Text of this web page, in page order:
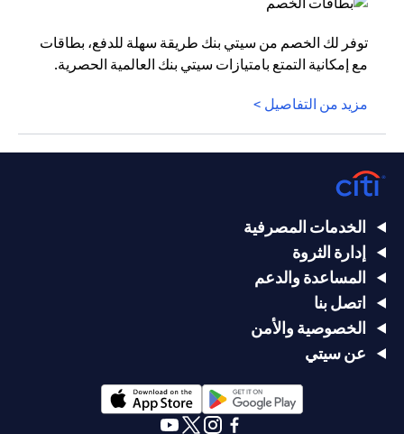
توفر لك الخصم من سيتي بنك طريقة سهلة للدفع، بطاقات
مع إمكانية التمتع بامتيازات سيتي بنك العالمية الحصرية.
مزيد من التفاصيل >
الخدمات المصرفية
إدارة الثروة
المساعدة والدعم
اتصل بنا
الخصوصية والأمن
عن سيتي
(opens in a new tab)